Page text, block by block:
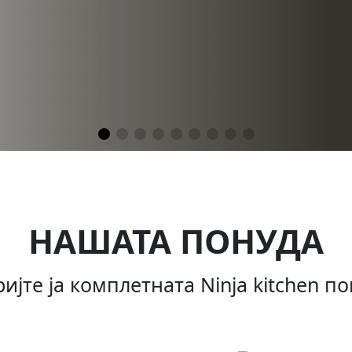
со луѓето кои ви се
што ги обожавате.
состојки и свежо
НАШАТА ПОНУДА
ја комплетната Ninja kitchen